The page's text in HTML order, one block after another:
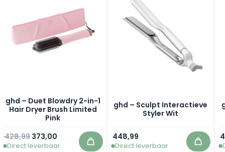
ghd – Duet Blowdry 2-in-1
Hair Dryer Brush Limited
Pink
Speciale prijs
373,00
Normale prijs
428,99
Direct leverbaar In winkelwagen
ghd – Sculpt Interactieve
Styler Wit
448,99
Direct leverbaar In